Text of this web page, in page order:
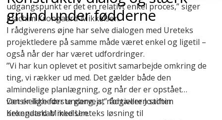
udgangspunkt er det en relativt enkel proces,” siger
Joachim Krongaard-Mikkelsen.
grund under fødderne
I rådgiverens øjne har selve dialogen med Ureteks
projektledere på samme måde været enkel og ligetil –
også når der har været udfordringer.
”Vi har kun oplevet et positivt samarbejde omkring de
ting, vi rækker ud med. Det gælder både den
almindelige planlægning, og når der er opstået
vanskeligheder undervejs,” fortæller Joachim
Krongaard-Mikkelsen.
Det er ikke første gang, at rådgiveren stifter
bekendtskab med Ureteks løsning til